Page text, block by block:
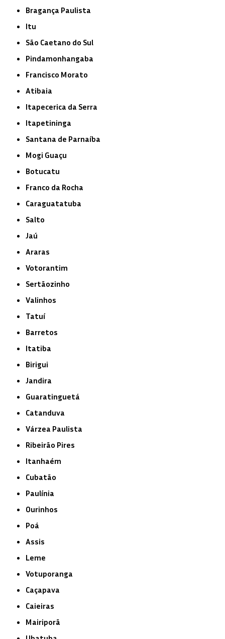
Bragança Paulista
Itu
São Caetano do Sul
Pindamonhangaba
Francisco Morato
Atibaia
Itapecerica da Serra
Itapetininga
Santana de Parnaíba
Mogi Guaçu
Botucatu
Franco da Rocha
Caraguatatuba
Salto
Jaú
Araras
Votorantim
Sertãozinho
Valinhos
Tatuí
Barretos
Itatiba
Birigui
Jandira
Guaratinguetá
Catanduva
Várzea Paulista
Ribeirão Pires
Itanhaém
Cubatão
Paulínia
Ourinhos
Poá
Assis
Leme
Votuporanga
Caçapava
Caieiras
Mairiporã